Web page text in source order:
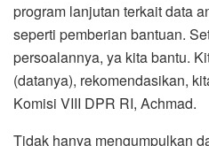
program lanjutan terkait data
seperti pemberian bantuan.
persoalannya, ya kita bantu.
(datanya), rekomendasikan,
Komisi VIII DPR RI, Achmad.
Tidak hanya mengumpulkan